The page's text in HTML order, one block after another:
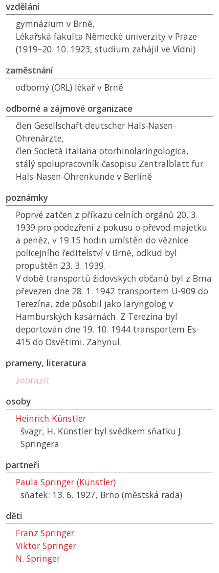
vzdělání
gymnázium v Brně,
Lékařská fakulta Německé univerzity v Praze
(1919–20. 10. 1923, studium zahájil ve Vídni)
zaměstnání
odborný (ORL) lékař v Brně
odborné a zájmové organizace
člen Gesellschaft deutscher Hals-Nasen-
Ohrenärzte,
člen Società italiana otorhinolaringologica,
stálý spolupracovník časopisu Zentralblatt für
Hals-Nasen-Ohrenkunde v Berlíně
poznámky
Poprvé zatčen z příkazu celních orgánů 20. 3.
1939 pro podezření z pokusu o převod majetku
a peněz, v 19.15 hodin umístěn do věznice
policejního ředitelství v Brně, odkud byl
propuštěn 23. 3. 1939.
V době transportů židovských občanů byl z Brna
převezen dne 28. 1. 1942 transportem U-909 do
Terezína, zde působil jako laryngolog v
Hamburských kasárnách. Z Terezína byl
deportován dne 19. 10. 1944 transportem Es-
415 do Osvětimi. Zahynul.
prameny, literatura
zobrazit
osoby
Heinrich Künstler
švagr, H. Künstler byl svědkem sňatku J.
Springera
partneři
Paula Springer (Künstler)
sňatek: 13. 6. 1927, Brno (městská rada)
děti
Franz Springer
Viktor Springer
N. Springer